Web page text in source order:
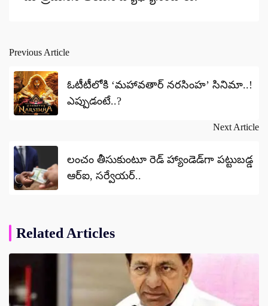
Post
navigation
Previous Article
ఓటీటీలోకి ‘మహావతార్ నరసింహ’ సినిమా..!
ఎప్పుడంటే..?
Next Article
లంచం తీసుకుంటూ రెడ్ హ్యాండెడ్‌గా పట్టుబడ్డ
ఆర్‌ఐ, సర్వేయర్..
Related Articles